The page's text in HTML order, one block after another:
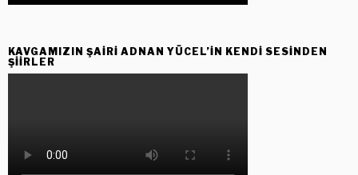
KAVGAMIZIN ŞAIRI ADNAN YÜCEL’IN KENDI SESINDEN
ŞIIRLER